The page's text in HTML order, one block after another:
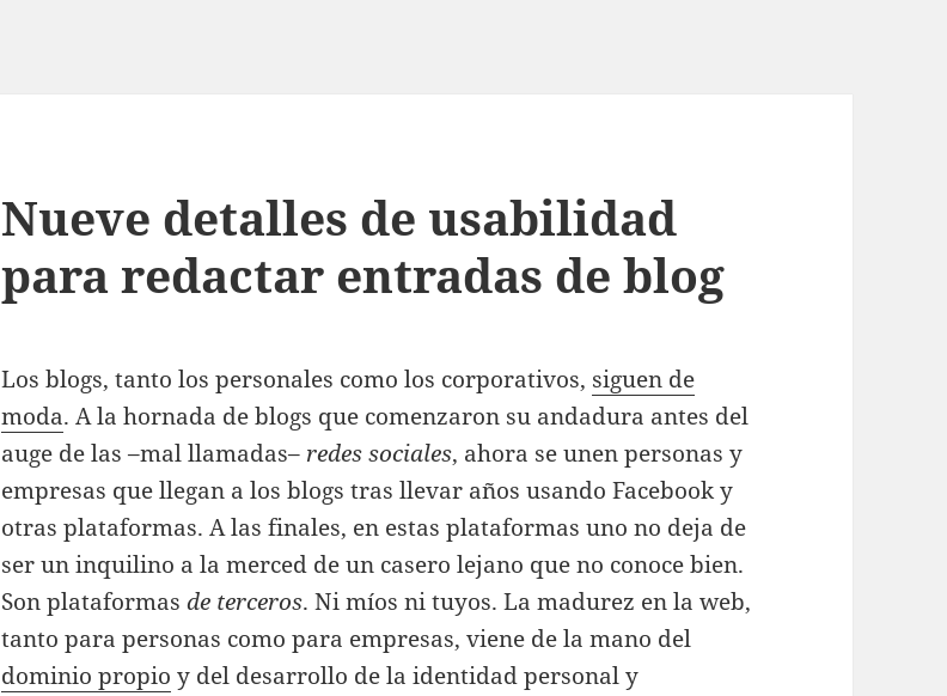
Nueve detalles de usabilidad
para redactar entradas de blog
Los blogs, tanto los personales como los corporativos, siguen de
moda. A la hornada de blogs que comenzaron su andadura antes del
auge de las –mal llamadas– redes sociales, ahora se unen personas y
empresas que llegan a los blogs tras llevar años usando Facebook y
otras plataformas. A las finales, en estas plataformas uno no deja de
ser un inquilino a la merced de un casero lejano que no conoce bien.
Son plataformasde terceros. Ni míos ni tuyos. La madurez en la web,
tanto para personas como para empresas, viene de la mano del
dominio propio y del desarrollo de la identidad personal y